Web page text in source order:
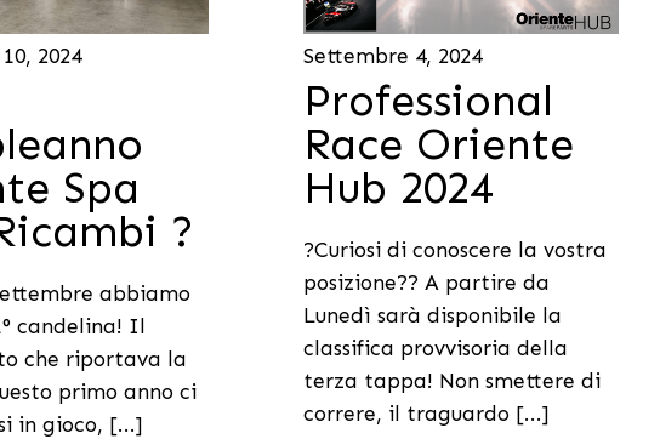
2024
Spa
?
abbiamo
candelina! Il
che riportava la
primo anno ci
in gioco, [...]
Settembre 4, 2024
Professional
Race Oriente
Hub 2024
?Curiosi di conoscere la vostra
posizione?? A partire da
Lunedì sarà disponibile la
classifica provvisoria della
terza tappa! Non smettere di
correre, il traguardo [...]